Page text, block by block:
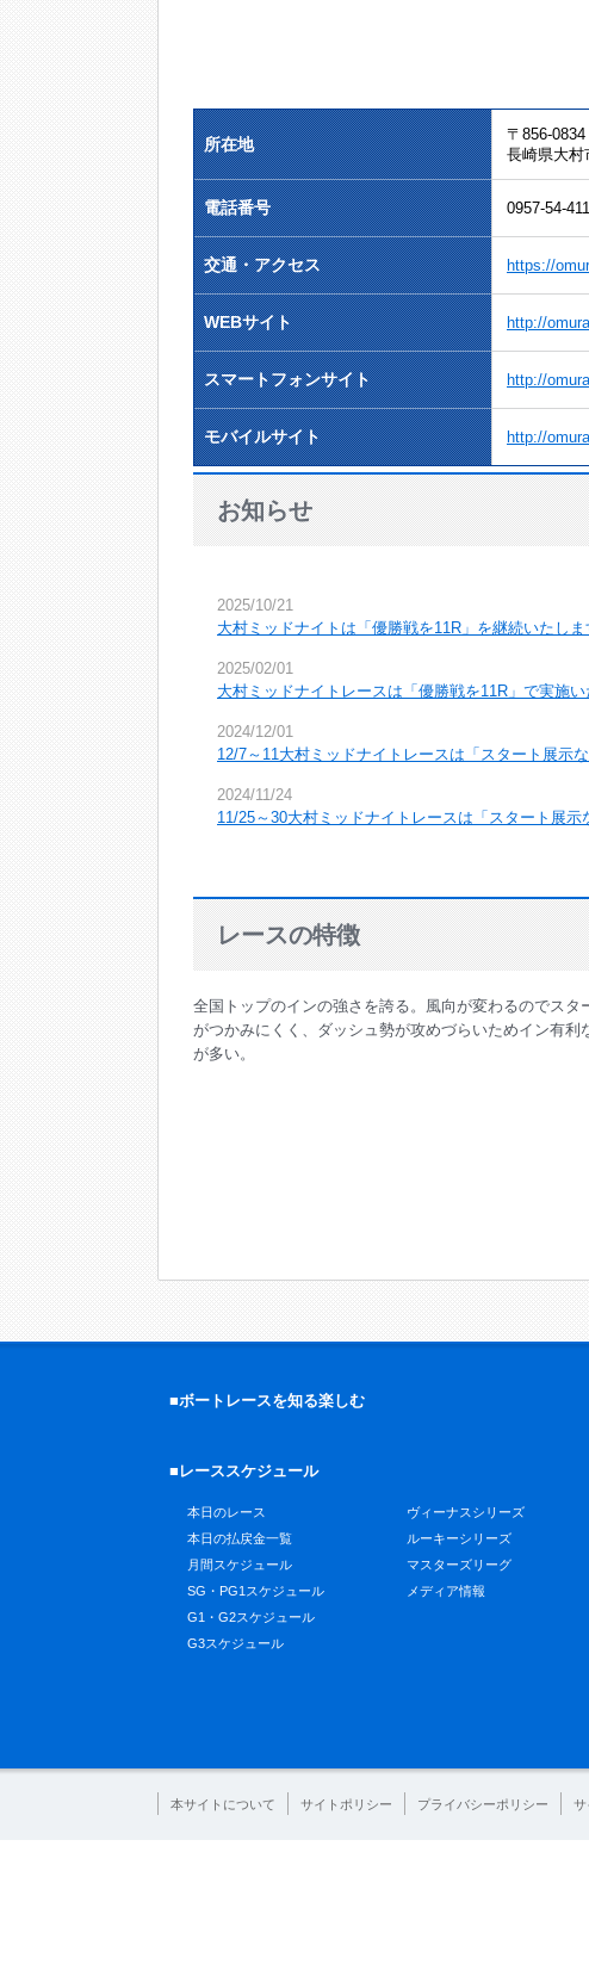
所在地
〒856-0834
長崎県大村
電話番号 0957-54-
交通・アクセス https://
WEBサイト http://
スマートフォンサイト http://
モバイルサイト http://
お知らせ
2025/10/21
大村ミッドナイトは「優勝戦を11R」を継続いたしま
2025/02/01
大村ミッドナイトレースは「優勝戦を11R」で実施い
2024/12/01
12/7～11大村ミッドナイトレースは「スタート展示
2024/11/24
11/25～30大村ミッドナイトレースは「スタート展
2024/09/08
グルーンおおむらでスケートボード公式戦開催
「大大大特価！野菜即売会 inBOATRACE 大村」開催
2024/08/08
レースの特徴
全国トップのインの強さを誇る。風向が変わるのでスタ
がつかみにくく、ダッシュ勢が攻めづらいためイン有利
が多い。
■ボートレースを知る楽しむ
■レーススケジュール
本日のレース
本日の払戻金一覧
月間スケジュール
SG・PG1スケジュール
G1・G2スケジュール
G3スケジュール
ヴィーナスシリーズ
ルーキーシリーズ
マスターズリーグ
メディア情報
本サイトについて サイトポリシー プライバシーポリシー サ